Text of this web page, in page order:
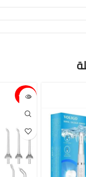
15%-